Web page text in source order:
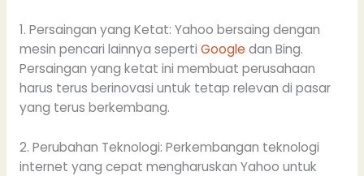
1. Persaingan yang Ketat: Yahoo bersaing dengan
mesin pencari lainnya seperti Google dan Bing.
Persaingan yang ketat ini membuat perusahaan
harus terus berinovasi untuk tetap relevan di pasar
yang terus berkembang.
2. Perubahan Teknologi: Perkembangan teknologi
internet yang cepat mengharuskan Yahoo untuk